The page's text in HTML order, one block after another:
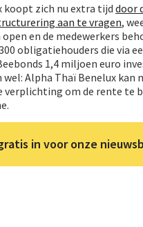
koopt zich nu extra tijd door
aan te vragen,
en de medewerkers
obligatiehouders die via
1,4 miljoen euro
wel: Alpha Thaï Benelux kan
verplichting om de rente te
in voor onze